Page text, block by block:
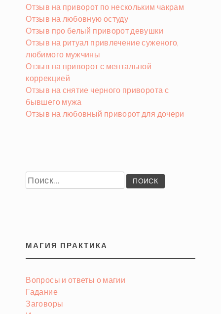
Отзыв на приворот по нескольким чакрам
Отзыв на любовную остуду
Отзыв про белый приворот девушки
Отзыв на ритуал привлечение суженого,
любимого мужчины
Отзыв на приворот с ментальной
коррекцией
Отзыв на снятие черного приворота с
бывшего мужа
Отзыв на любовный приворот для дочери
Найти:
МАГИЯ ПРАКТИКА
Вопросы и ответы о магии
Гадание
Заговоры